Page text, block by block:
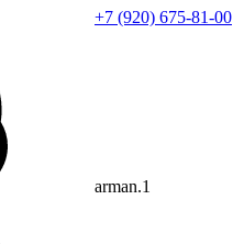
+7 (920) 675-81-00
arman.1